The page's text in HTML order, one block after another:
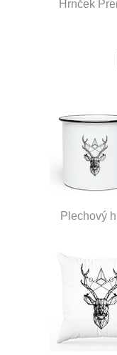
Hrnček
Plechový